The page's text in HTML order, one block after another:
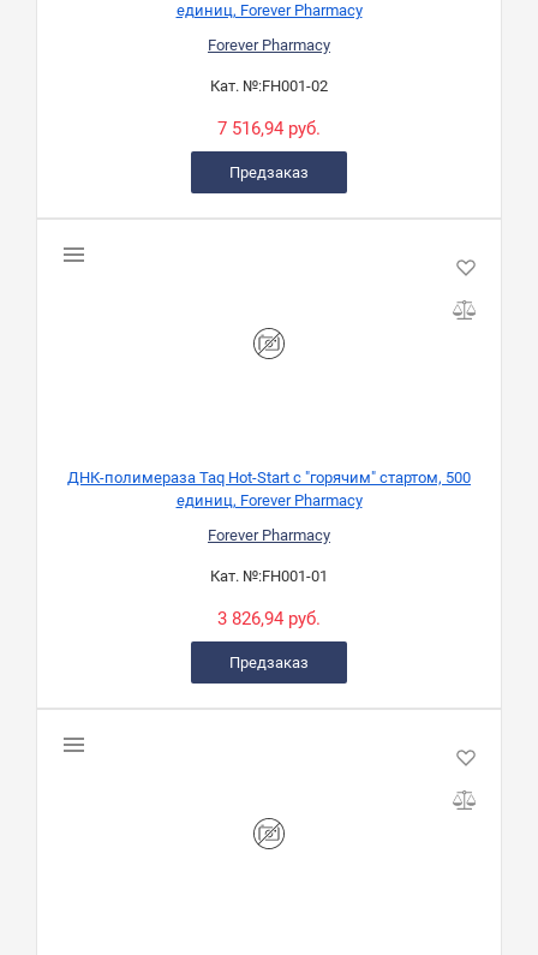
единиц, Forever Pharmacy
Forever Pharmacy
Кат. №:FH001-02
7 516,94 руб.
Предзаказ
ДНК-полимераза Taq Hot-Start с "горячим" стартом, 500
единиц, Forever Pharmacy
Forever Pharmacy
Кат. №:FH001-01
3 826,94 руб.
Предзаказ